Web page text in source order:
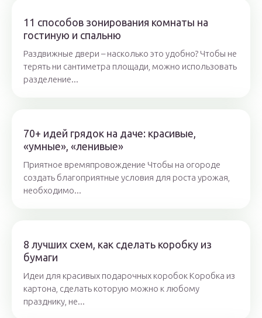
11 способов зонирования комнаты на
гостиную и спальню
Раздвижные двери – насколько это удобно? Чтобы не
терять ни сантиметра площади, можно использовать
разделение...
70+ идей грядок на даче: красивые,
«умные», «ленивые»
Приятное времяпровождение Чтобы на огороде
создать благоприятные условия для роста урожая,
необходимо...
8 лучших схем, как сделать коробку из
бумаги
Идеи для красивых подарочных коробок Коробка из
картона, сделать которую можно к любому
празднику, не...